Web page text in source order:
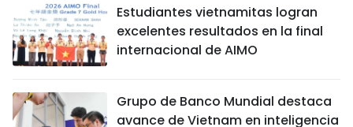
Estudiantes vietnamitas logran
excelentes resultados en la final
internacional de AIMO
Grupo de Banco Mundial destaca
avance de Vietnam en inteligencia